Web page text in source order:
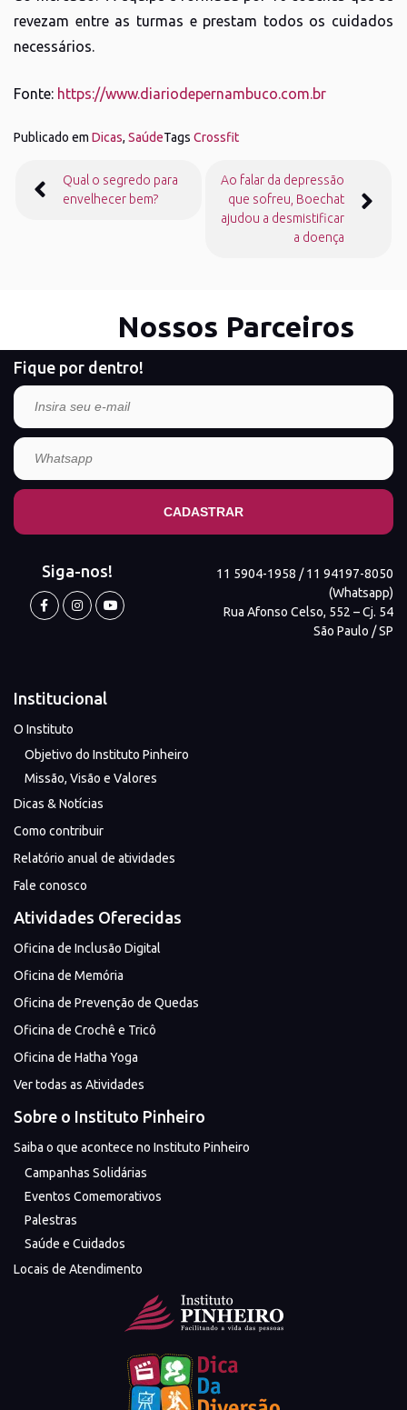
revezam entre as turmas e prestam todos os cuidados
necessários.
Fonte: https://www.diariodepernambuco.com.br
Publicado em Dicas, SaúdeTags Crossfit
de
Qual o segredo para
envelhecer bem?
Ao falar da depressão
que sofreu, Boechat
ajudou a desmistificar
a doença
Nossos Parceiros
Fique por dentro!
Siga-nos!
11 5904-1958 / 11 94197-8050
(Whatsapp)
Rua Afonso Celso, 552 – Cj. 54
São Paulo / SP
Institucional
O Instituto
Objetivo do Instituto Pinheiro
Missão, Visão e Valores
Dicas & Notícias
Como contribuir
Relatório anual de atividades
Fale conosco
Atividades Oferecidas
Oficina de Inclusão Digital
Oficina de Memória
Oficina de Prevenção de Quedas
Oficina de Crochê e Tricô
Oficina de Hatha Yoga
Ver todas as Atividades
Sobre o Instituto Pinheiro
Saiba o que acontece no Instituto Pinheiro
Campanhas Solidárias
Eventos Comemorativos
Palestras
Saúde e Cuidados
Locais de Atendimento